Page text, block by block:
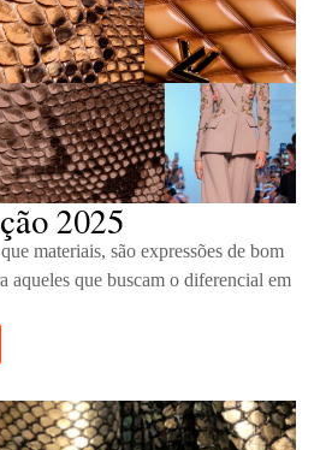
2025
materiais, são expressões de bom
aqueles que buscam o diferencial em